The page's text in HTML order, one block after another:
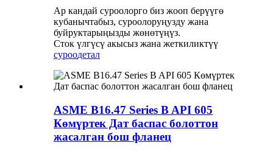
Ар кандай суроолорго биз жооп берүүгө
кубанычтабыз, суроолоруңузду жана
буйруктарыңызды жөнөтүңүз.
Сток үлгүсү акысыз жана жеткиликтүү
суроодетал
ASME B16.47 Series B API 605
Көмүртек Дат баспас болоттон
жасалган бош фланец